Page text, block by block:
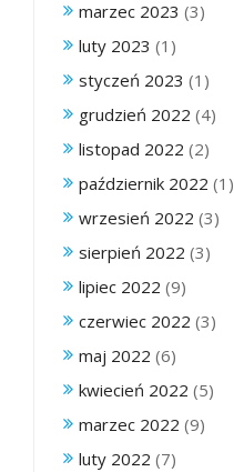
marzec 2023 (3)
luty 2023 (1)
styczeń 2023 (1)
grudzień 2022 (4)
listopad 2022 (2)
październik 2022 (1)
wrzesień 2022 (3)
sierpień 2022 (3)
lipiec 2022 (9)
czerwiec 2022 (3)
maj 2022 (6)
kwiecień 2022 (5)
marzec 2022 (9)
luty 2022 (7)